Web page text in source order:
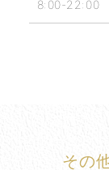
8:00-22:00
その